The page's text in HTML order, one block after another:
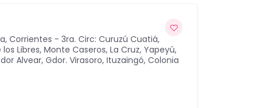
, Corrientes - 3ra. Circ: Curuzú Cuatiá,
Libres, Monte Caseros, La Cruz, Yapeyú,
Alvear, Gdor. Virasoro, Ituzaingó, Colonia